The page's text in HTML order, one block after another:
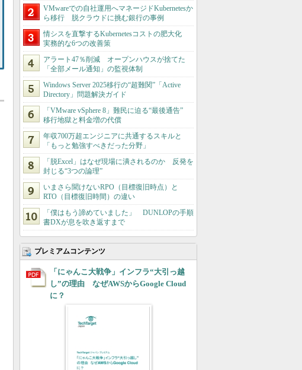
VMwareでの自社運用へマネージドKubernetesか
ら移行 脱クラウドに挑む銀行の事例
情シスを直撃するKubernetesコストの肥大化
実務的な6つの改善策
アラート47％削減 オープンハウスが捨てた
「全部メール通知」の監視体制
Windows Server 2025移行の“超難関”「Active
Directory」問題解決ガイド
「VMware vSphere 8」難民に迫る“最後通告”
移行地獄と料金増の代償
年収700万超エンジニアに共通するスキルと
「もっと勉強すべきだった分野」
「脱Excel」はなぜ現場に潰されるのか 反発を
封じる“3つの論理”
いまさら聞けないRPO（目標復旧時点）と
RTO（目標復旧時間）の違い
「僕はもう諦めていました」 DUNLOPの手順
書DXが息を吹き返すまで
プレミアムコンテンツ
「にゃんこ大戦争」インフラ“大引っ越
し”の理由 なぜAWSからGoogle Cloud
に？